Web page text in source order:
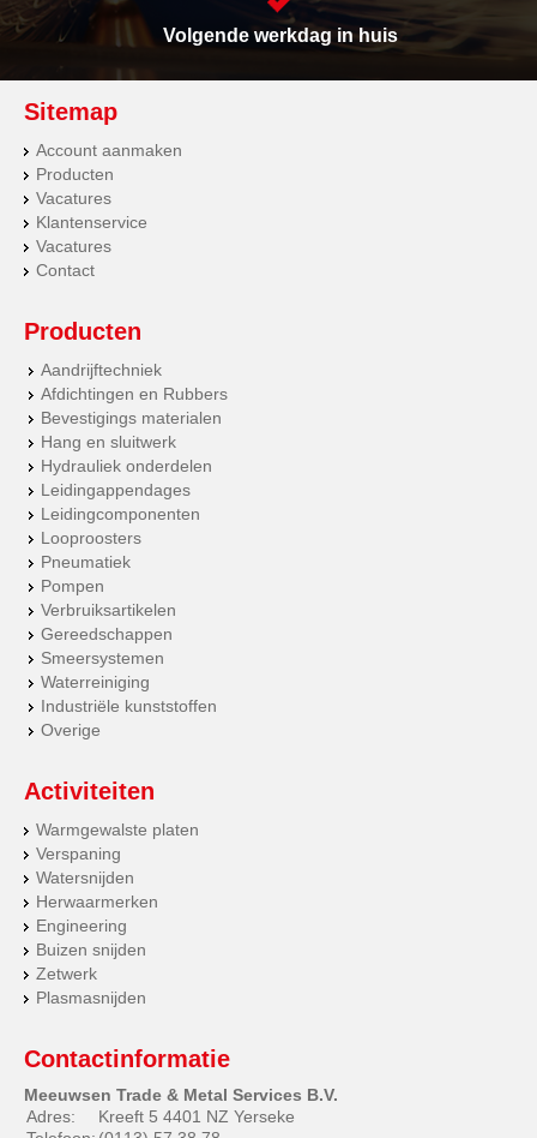
Volgende werkdag in huis
Sitemap
Account aanmaken
Producten
Vacatures
Klantenservice
Vacatures
Contact
Producten
Aandrijftechniek
Afdichtingen en Rubbers
Bevestigings materialen
Hang en sluitwerk
Hydrauliek onderdelen
Leidingappendages
Leidingcomponenten
Looproosters
Pneumatiek
Pompen
Verbruiksartikelen
Gereedschappen
Smeersystemen
Waterreiniging
Industriële kunststoffen
Overige
Activiteiten
Warmgewalste platen
Verspaning
Watersnijden
Herwaarmerken
Engineering
Buizen snijden
Zetwerk
Plasmasnijden
Contactinformatie
Meeuwsen Trade & Metal Services B.V.
Adres:
Kreeft 5 4401 NZ Yerseke